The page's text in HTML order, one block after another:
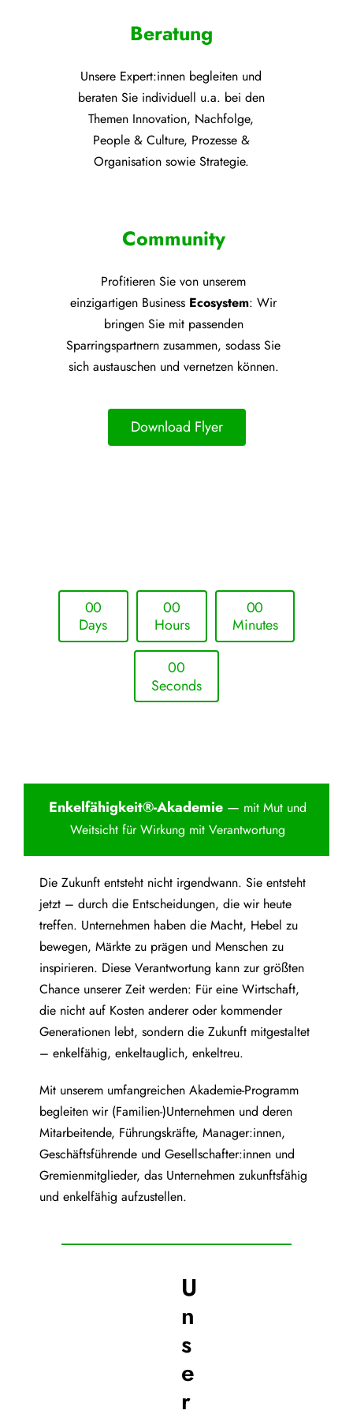
Beratung
Unsere Expert:innen begleiten und
beraten Sie individuell u.a. bei den
Themen Innovation, Nachfolge,
People & Culture, Prozesse &
Organisation sowie Strategie.
Community
Profitieren Sie von unserem
einzigartigen Business Ecosystem: Wir
bringen Sie mit passenden
Sparringspartnern zusammen, sodass Sie
sich austauschen und vernetzen können.
Download Flyer
00
Days
00
Hours
00
Minutes
00
Seconds
Enkelfähigkeit®-Akademie— mit Mut und
Weitsicht für Wirkung mit Verantwortung
Die Zukunft entsteht nicht irgendwann. Sie entsteht
jetzt – durch die Entscheidungen, die wir heute
treffen. Unternehmen haben die Macht, Hebel zu
bewegen, Märkte zu prägen und Menschen zu
inspirieren. Diese Verantwortung kann zur größten
Chance unserer Zeit werden: Für eine Wirtschaft,
die nicht auf Kosten anderer oder kommender
Generationen lebt, sondern die Zukunft mitgestaltet
– enkelfähig, enkeltauglich, enkeltreu.
Mit unserem umfangreichen Akademie-Programm
begleiten wir (Familien-)Unternehmen und deren
Mitarbeitende, Führungskräfte, Manager:innen,
Geschäftsführende und Gesellschafter:innen und
Gremienmitglieder, das Unternehmen zukunftsfähig
und enkelfähig aufzustellen.
U
n
s
e
r